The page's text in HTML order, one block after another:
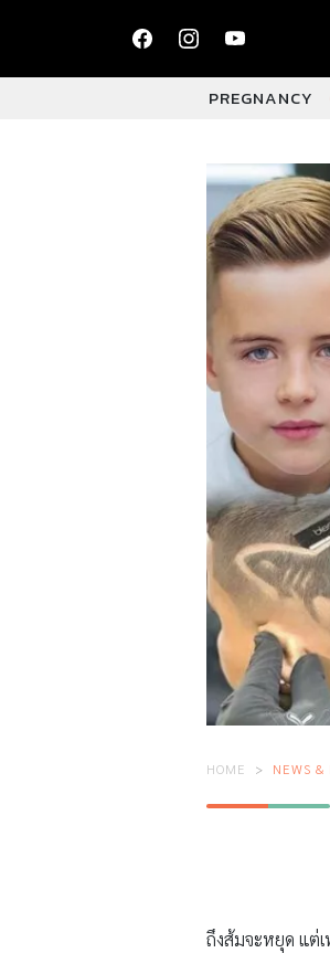
PREGNANCY
HOME NEWS &
ถึงส้มจะหยุด แต่